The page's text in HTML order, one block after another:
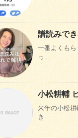
譜読みで
一番よくも
っ …
小松耕輔
来年の小松
き …